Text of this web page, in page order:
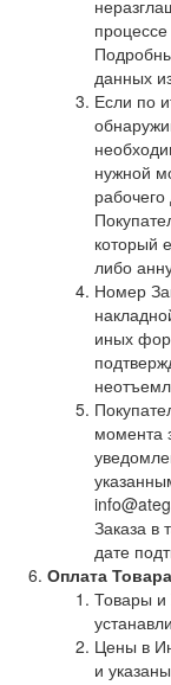
данных
Если по
нужной
который
либо
Номер
иных
момента
Заказа в
дате
Оплата Товара
Товары и
Цены в
и